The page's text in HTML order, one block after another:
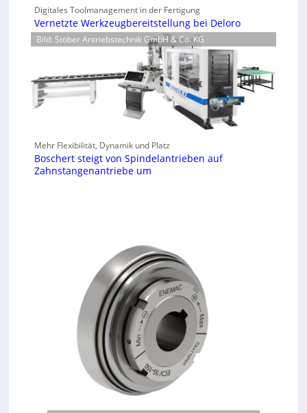
Digitales Toolmanagement in der Fertigung
Vernetzte Werkzeugbereitstellung bei Deloro
Bild: Stöber Antriebstechnik GmbH & Co. KG
Mehr Flexibilität, Dynamik und Platz
Boschert steigt von Spindelantrieben auf
Zahnstangenantriebe um